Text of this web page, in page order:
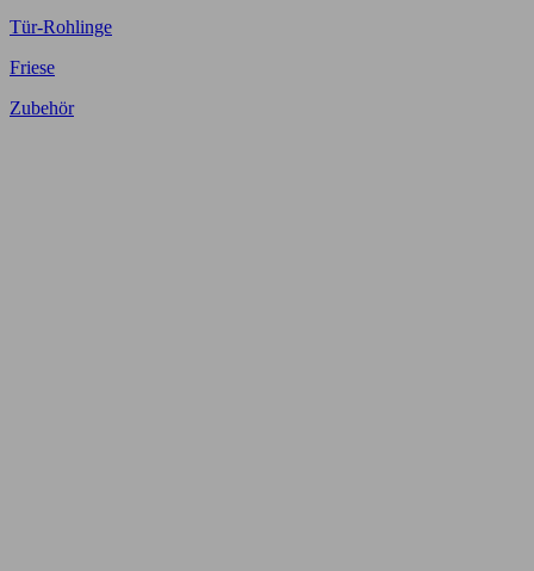
Tür-Rohlinge
Friese
Zubehör